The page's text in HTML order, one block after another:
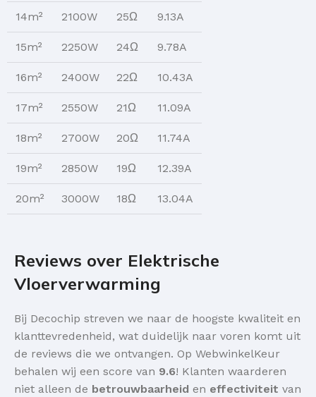
14m² 2100W 25Ω 9.13A
15m² 2250W 24Ω 9.78A
16m² 2400W 22Ω 10.43A
17m² 2550W 21Ω 11.09A
18m² 2700W 20Ω 11.74A
19m² 2850W 19Ω 12.39A
20m² 3000W 18Ω 13.04A
Reviews over Elektrische
Vloerverwarming
Bij Decochip streven we naar de hoogste kwaliteit en
klanttevredenheid, wat duidelijk naar voren komt uit
de reviews die we ontvangen. Op WebwinkelKeur
behalen wij een score van 9.6! Klanten waarderen
niet alleen de betrouwbaarheid en effectiviteit van